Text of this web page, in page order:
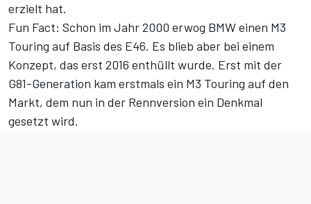
erzielt hat.
Fun Fact: Schon im Jahr 2000 erwog BMW einen M3
Touring auf Basis des E46. Es blieb aber bei einem
Konzept, das erst 2016 enthüllt wurde. Erst mit der
G81-Generation kam erstmals ein M3 Touring auf den
Markt, dem nun in der Rennversion ein Denkmal
gesetzt wird.